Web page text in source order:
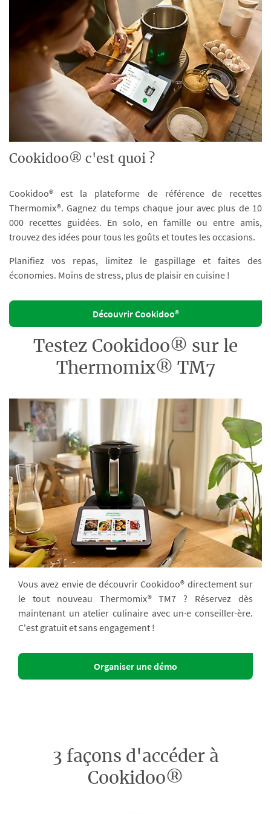
Cookidoo® c'est quoi ?
Cookidoo® est la plateforme de référence de recettes
Thermomix®. Gagnez du temps chaque jour avec plus de 10
000 recettes guidées. En solo, en famille ou entre amis,
trouvez des idées pour tous les goûts et toutes les occasions.
Planifiez vos repas, limitez le gaspillage et faites des
économies. Moins de stress, plus de plaisir en cuisine !
Découvrir Cookidoo®
Testez Cookidoo® sur le
Thermomix® TM7
Vous avez envie de découvrir Cookidoo® directement sur
le tout nouveau Thermomix® TM7 ? Réservez dès
maintenant un atelier culinaire avec un·e conseiller·ère.
C'est gratuit et sans engagement !
Organiser une démo
3 façons d'accéder à
Cookidoo®